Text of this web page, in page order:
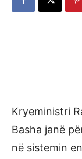
Kryeministri
Basha janë
në sistemin